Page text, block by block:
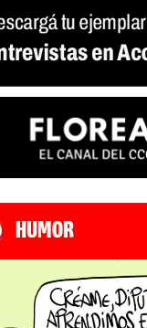
del
HUMOR